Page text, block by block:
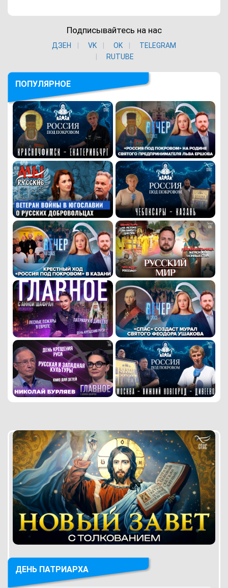
Подписывайтесь на нас
ДЗЕН VK ОK
TELEGRAM
RUTUBE
ПОПУЛЯРНОЕ
ДЕНЬ ПАТРИАРХА